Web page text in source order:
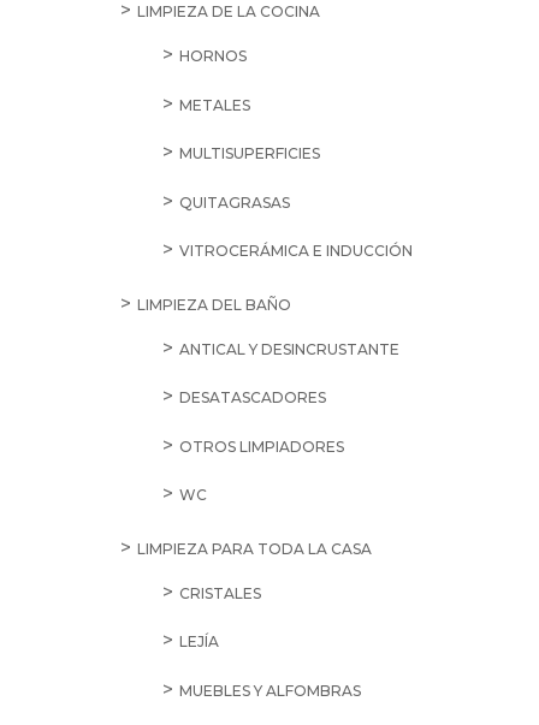
LIMPIEZA DE LA COCINA
HORNOS
METALES
MULTISUPERFICIES
QUITAGRASAS
VITROCERÁMICA E INDUCCIÓN
LIMPIEZA DEL BAÑO
ANTICAL Y DESINCRUSTANTE
DESATASCADORES
OTROS LIMPIADORES
WC
LIMPIEZA PARA TODA LA CASA
CRISTALES
LEJÍA
MUEBLES Y ALFOMBRAS